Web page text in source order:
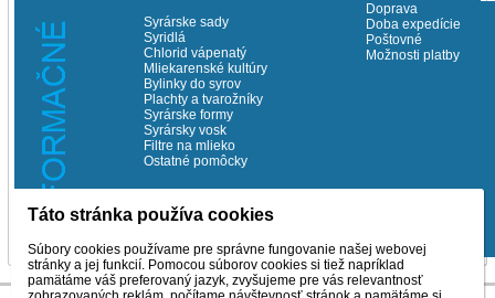
Syrárske sady
Syridlá
Chlorid vápenatý
Mliekarenské kultúry
Bylinky do syrov
Plachty a tvarožníky
Syrárske formy
Syrársky vosk
Filtre na mlieko
Ostatné pomôcky
Doprava
Doba expedície
Poštovné
Možnosti platby
Táto stránka používa cookies
Súbory cookies používame pre správne fungovanie našej webovej
stránky a jej funkcií. Pomocou súborov cookies si tiež napríklad
pamätáme váš preferovaný jazyk, zvyšujeme pre vás relevantnosť